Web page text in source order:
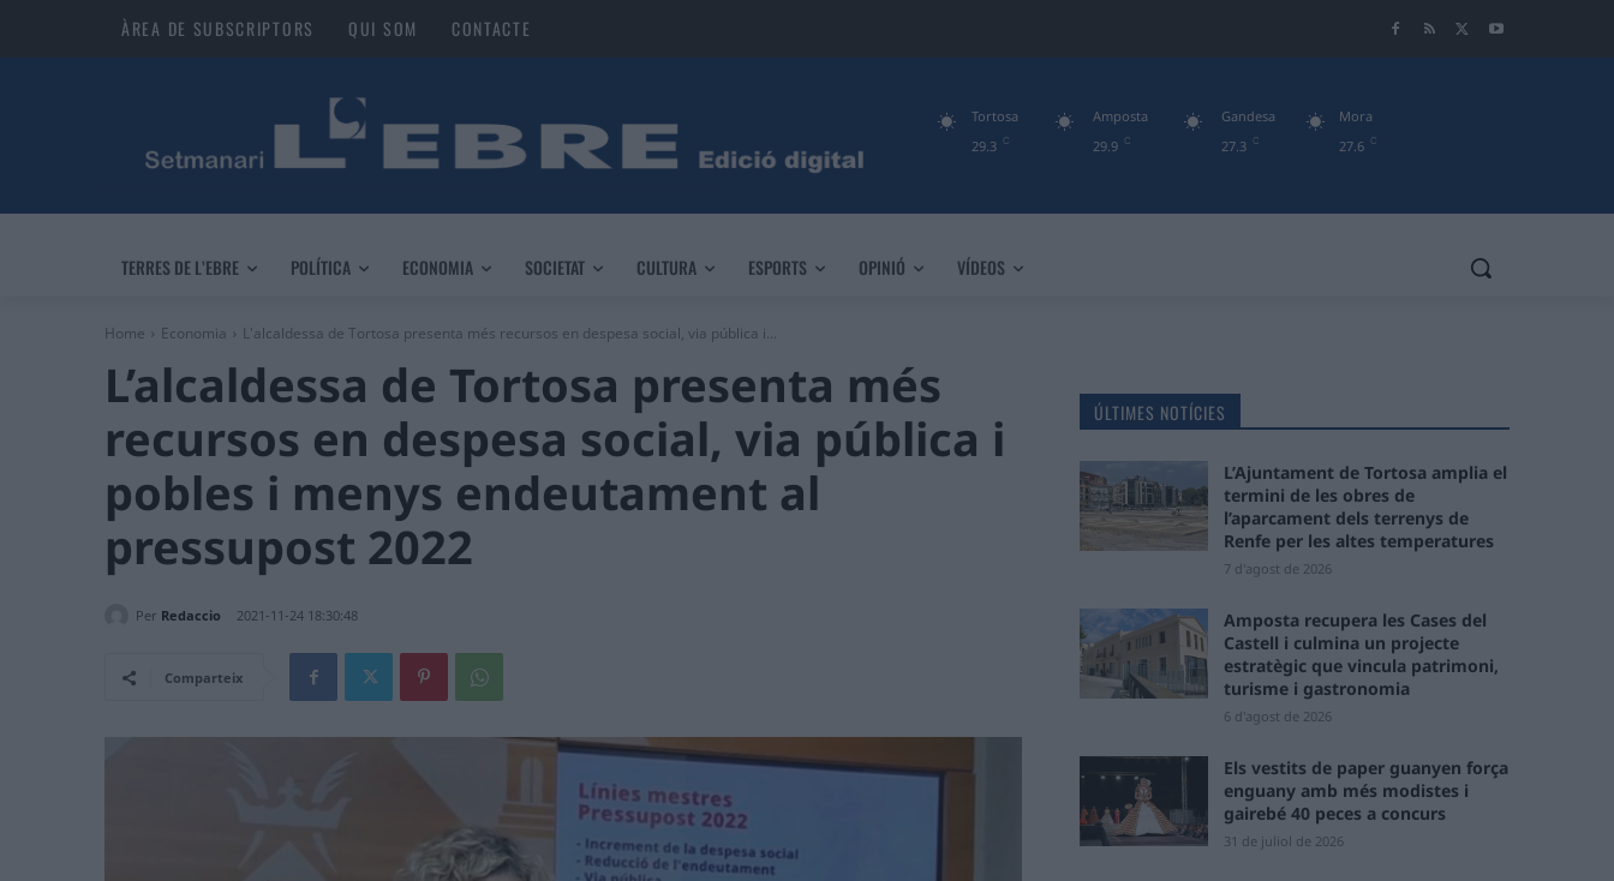
ÀREA DE SUBSCRIPTORS QUI SOM CONTACTE
29.3 C
Tortosa
29.9 C
Amposta
27.3 C
Gandesa
27.6 C
Mora
TERRES DE L’EBRE POLÍTICA ECONOMIA SOCIETAT CULTURA ESPORTS OPINIÓ VÍDEOS
Home Economia L'alcaldessa de Tortosa presenta més recursos en despesa social, via pública i...
L’alcaldessa de Tortosa presenta més
recursos en despesa social, via pública i
pobles i menys endeutament al
pressupost 2022
Per Redaccio 2021-11-24 18:30:48
Comparteix
ÚLTIMES NOTÍCIES
L’Ajuntament de Tortosa amplia el
termini de les obres de
l’aparcament dels terrenys de
Renfe per les altes temperatures
7 d'agost de 2026
Amposta recupera les Cases del
Castell i culmina un projecte
estratègic que vincula patrimoni,
turisme i gastronomia
6 d'agost de 2026
Els vestits de paper guanyen força
enguany amb més modistes i
gairebé 40 peces a concurs
31 de juliol de 2026